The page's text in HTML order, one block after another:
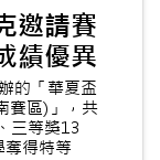
邀請賽
績優異
的「華夏盃
賽區)」，共
三等獎13
得特等